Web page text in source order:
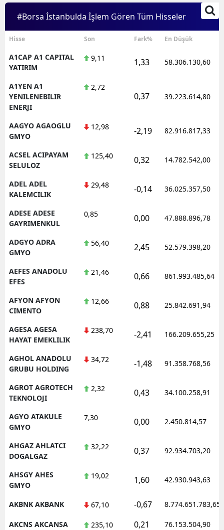
#Borsa İstanbulda İşlem Gören Tüm Hisseler
Hisse Son Fark% En Düşük
A1CAP A1 CAPITAL
YATIRIM
9,11 1,33 58.306.130,60
A1YEN A1
YENILENEBILIR
ENERJI
2,72
0,37 39.223.614,80
AAGYO AGAOGLU
GMYO
12,98 -2,19 82.916.817,33
ACSEL ACIPAYAM
SELULOZ
125,40 0,32 14.782.542,00
ADEL ADEL
KALEMCILIK
29,48 -0,14 36.025.357,50
ADESE ADESE
GAYRIMENKUL
0,85 0,00 47.888.896,78
ADGYO ADRA
GMYO
56,40 2,45 52.579.398,20
AEFES ANADOLU
EFES
21,46 0,66 861.993.485,64
AFYON AFYON
CIMENTO
12,66 0,88 25.842.691,94
AGESA AGESA
HAYAT EMEKLILIK
238,70 -2,41 166.209.655,25
AGHOL ANADOLU
GRUBU HOLDING
34,72 -1,48 91.358.768,56
AGROT AGROTECH
TEKNOLOJI
2,32 0,43 34.100.258,91
AGYO ATAKULE
GMYO
7,30 0,00 2.450.814,57
AHGAZ AHLATCI
DOGALGAZ
32,22 0,37 92.934.703,20
AHSGY AHES
GMYO
19,02 1,60 42.930.943,63
AKBNK AKBANK 67,10 -0,67 8.774.651.783,65
AKCNS AKCANSA 235,10 0,21 76.153.504,90